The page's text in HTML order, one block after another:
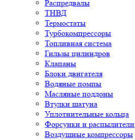
Распредвалы
ТНВД
Термостаты
Турбокомпрессоры
Топливная система
Гильзы цилиндров
Клапаны
Блоки двигателя
Водяные помпы
Масляные поддоны
Втулки шатуна
Уплотнительные кольца
Форсунки и распылители
Воздушные компрессоры